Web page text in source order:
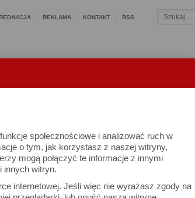
społecznościowe i analizować ruch w
o tym, jak korzystasz z naszej witryny,
mogą połączyć te informacje z innymi
innych witryn.
internetowej. Jeśli więc nie wyrażasz zgody na
REKLAMA KONTAKT RSS